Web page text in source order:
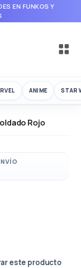
EN FUNKOS Y
ANIME STAR
Rojo
este producto